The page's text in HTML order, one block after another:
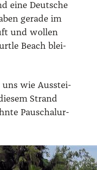
eine Deut­sche
gera­de im
und wol­len
Beach blei­
uns wie Aus­stei­
Strand
Pau­schal­ur­